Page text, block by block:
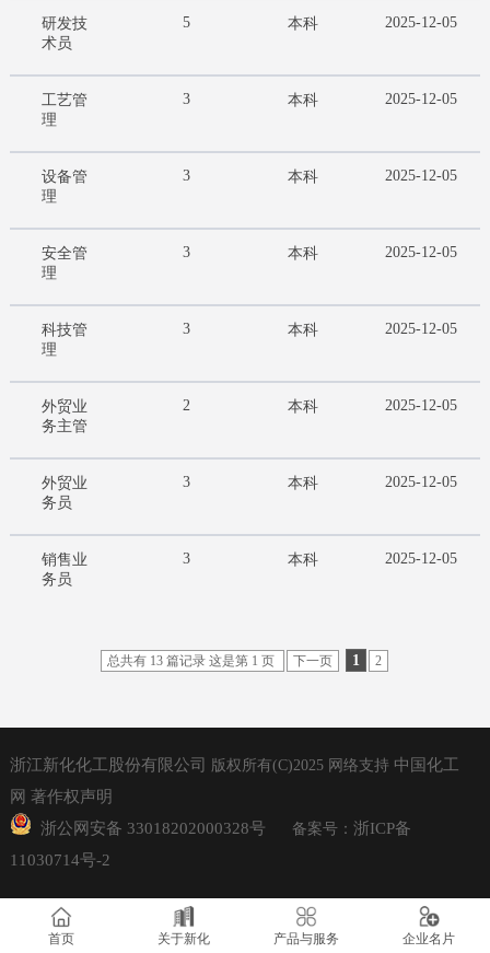
研发技
术员
5 本科 2025-12-05
工艺管
理
3 本科 2025-12-05
设备管
理
3 本科 2025-12-05
安全管
理
3 本科 2025-12-05
科技管
理
3 本科 2025-12-05
外贸业
务主管
2 本科 2025-12-05
外贸业
务员
3 本科 2025-12-05
销售业
务员
3 本科 2025-12-05
总共有 13 篇记录 这是第 1 页 下一页 1 2
浙江新化化工股份有限公司 版权所有(C)2025网络支持 中国化工
网 著作权声明
浙公网安备 33018202000328号 备案号： 浙ICP备
11030714号-2
首页 关于新化 产品与服务 企业名片